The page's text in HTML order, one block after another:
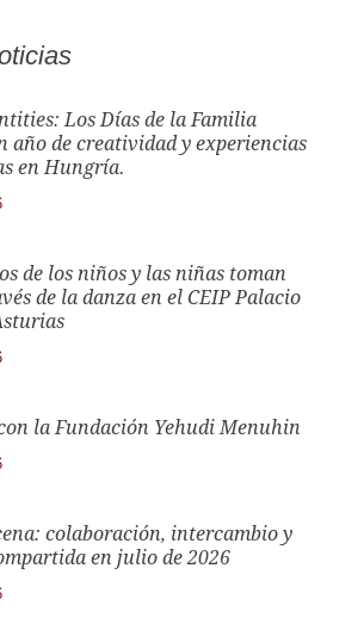
Los Días de la Familia
año de creatividad y experiencias
en Hungría.
de los niños y las niñas toman
de la danza en el CEIP Palacio
la Fundación Yehudi Menuhin
colaboración, intercambio y
en julio de 2026